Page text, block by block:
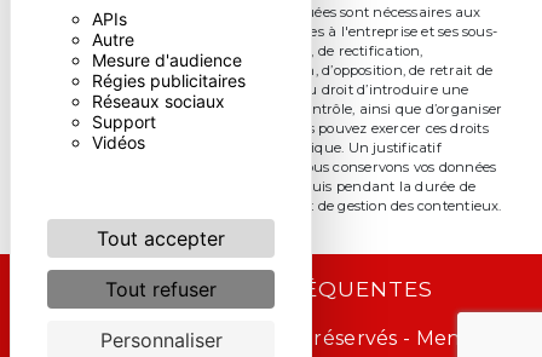
APIs
Autre
Mesure d'audience
Régies publicitaires
Réseaux sociaux
Support
Vidéos
Tout accepter
Tout refuser
Personnaliser
** Les données personnelles communiquées sont nécessaires aux
fins de vous contacter. Elles sont destinées à l'entreprise et ses sous-
traitants. Vous disposez de droits d’accès, de rectification,
d’effacement, de portabilité, de limitation, d’opposition, de retrait de
votre consentement à tout moment et du droit d’introduire une
réclamation auprès d’une autorité de contrôle, ainsi que d’organiser
le sort de vos données post-mortem. Vous pouvez exercer ces droits
par voie postale ou par courrier électronique. Un justificatif
d'identité pourra vous être demandé. Nous conservons vos données
pendant la période de prise de contact puis pendant la durée de
prescription légale aux fins probatoire et de gestion des contentieux.
RECHERCHES FRÉQUENTES
Vistalid- 2026 - Tous droits réservés - Mentions